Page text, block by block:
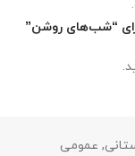
“شب‌های روشن”
, عمومی